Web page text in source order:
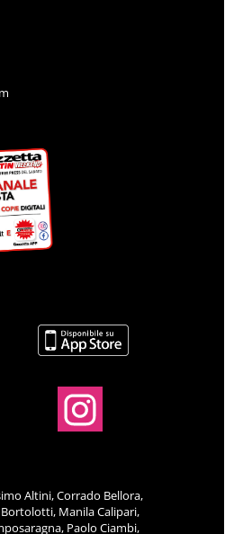
Altini, Corrado Bellora,
Manila Calipari,
Paolo Ciambi,